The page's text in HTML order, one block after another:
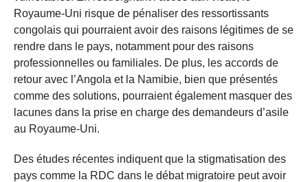
Royaume-Uni risque de pénaliser des ressortissants
congolais qui pourraient avoir des raisons légitimes de se
rendre dans le pays, notamment pour des raisons
professionnelles ou familiales. De plus, les accords de
retour avec l’Angola et la Namibie, bien que présentés
comme des solutions, pourraient également masquer des
lacunes dans la prise en charge des demandeurs d’asile
au Royaume-Uni.
Des études récentes indiquent que la stigmatisation des
pays comme la RDC dans le débat migratoire peut avoir